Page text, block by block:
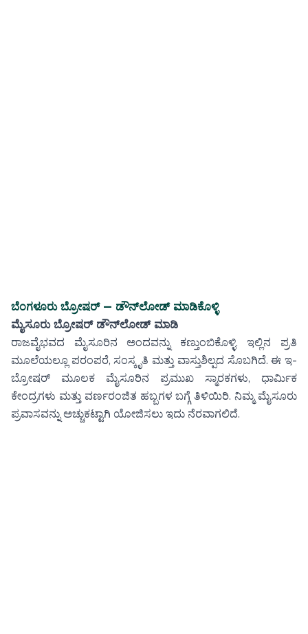
ಬೆಂಗಳೂರು ಬ್ರೋಷರ್ — ಡೌನ್‌ಲೋಡ್ ಮಾಡಿಕೊಳ್ಳಿ
ಮೈಸೂರು ಬ್ರೋಷರ್ ಡೌನ್‌ಲೋಡ್ ಮಾಡಿ
ರಾಜವೈಭವದ ಮೈಸೂರಿನ ಅಂದವನ್ನು ಕಣ್ತುಂಬಿಕೊಳ್ಳಿ. ಇಲ್ಲಿನ ಪ್ರತಿ
ಮೂಲೆಯಲ್ಲೂ ಪರಂಪರೆ, ಸಂಸ್ಕೃತಿ ಮತ್ತು ವಾಸ್ತುಶಿಲ್ಪದ ಸೊಬಗಿದೆ. ಈ ಇ-
ಬ್ರೋಷರ್ ಮೂಲಕ ಮೈಸೂರಿನ ಪ್ರಮುಖ ಸ್ಮಾರಕಗಳು, ಧಾರ್ಮಿಕ
ಕೇಂದ್ರಗಳು ಮತ್ತು ವರ್ಣರಂಜಿತ ಹಬ್ಬಗಳ ಬಗ್ಗೆ ತಿಳಿಯಿರಿ. ನಿಮ್ಮ ಮೈಸೂರು
ಪ್ರವಾಸವನ್ನು ಅಚ್ಚುಕಟ್ಟಾಗಿ ಯೋಜಿಸಲು ಇದು ನೆರವಾಗಲಿದೆ.